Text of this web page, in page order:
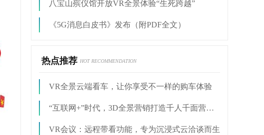
八宝山殡仪馆开放VR全景体验“生死跨越”
《5G消息白皮书》发布（附PDF全文）
热点推荐 HOT RECOMMENDATION
VR全景云端看车，让你享受不一样的购车体验
“互联网+”时代，3D全景营销打造千人千面营销点
VR会议：远程带看功能，专为沉浸式云洽谈而生